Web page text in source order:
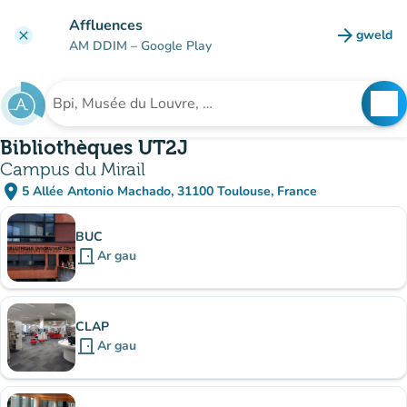
clear Affluences
AM DDIM – Google Play arrow_forward gweld
(tab
Chwilio am sefydliad
Bibliothèques UT2J
Campus du Mirail
place 5 Allée Antonio Machado, 31100 Toulouse, France
(agor yn Google Maps)
(tab newydd)
Is-sefydliadau
BUC
door_front Ar gau
CLAP
door_front Ar gau